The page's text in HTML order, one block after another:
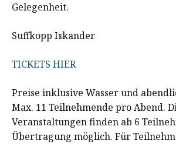
Gelegenheit.
Suffkopp Iskander
TICKETS HIER
Preise inklusive Wasser und
Max. 11 Teilnehmende pro Abend.
Veranstaltungen finden ab 6
Übertragung möglich. Für